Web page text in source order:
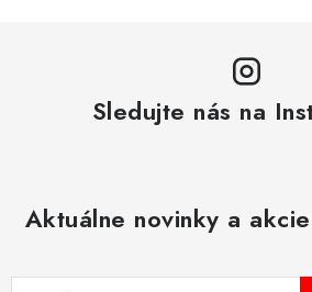
Sledujte nás na
Aktuálne novinky a